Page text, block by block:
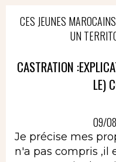
CES JEUNES
UN
CASTRATION
LE)
09/
Je précise mes
n'a pas compris ,il